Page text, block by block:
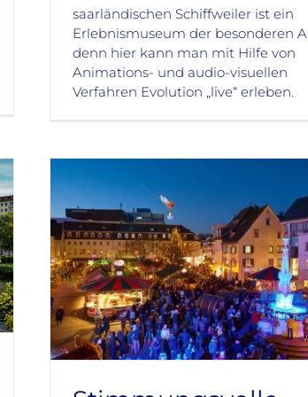
saarländischen Schiffweiler ist ein
Erlebnismuseum der besonderen
denn hier kann man mit Hilfe von
Animations- und audio-visuellen
Verfahren Evolution „live“ erleben.